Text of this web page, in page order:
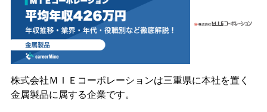
株式会社ＭＩＥコーポレーションは三重県に本社を置く
金属製品に属する企業です。